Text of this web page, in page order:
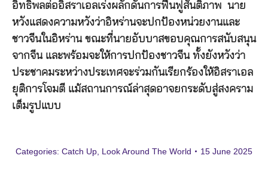
อิทธิพลต่ออิสราเอลเร่งผลักดันการฟื้นฟูสันติภาพ นาย
หวังแสดงความหวังว่าอิหร่านจะปกป้องหน่วยงานและ
ชาวจีนในอิหร่าน ขณะที่นายอับบาสขอบคุณการสนับสนุน
จากจีน และพร้อมจะให้การปกป้องชาวจีน ทั้งยังหวังว่า
ประชาคมระหว่างประเทศจะร่วมกันเรียกร้องให้อิสราเอล
ยุติการโจมตี แม้สถานการณ์ล่าสุดอาจยกระดับสู่สงคราม
เต็มรูปแบบ
Categories: Catch Up Look Around The World 15 June 2025